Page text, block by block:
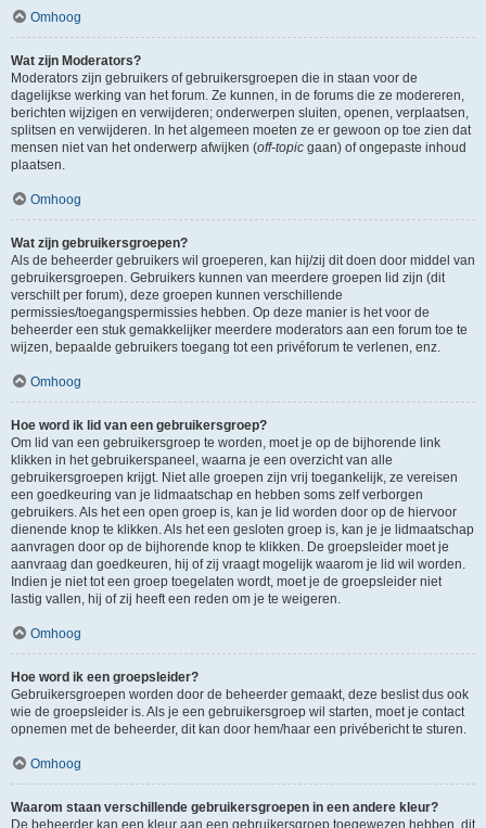
Omhoog
Wat zijn Moderators?
Moderators zijn gebruikers of gebruikersgroepen die in staan voor de
dagelijkse werking van het forum. Ze kunnen, in de forums die ze modereren,
berichten wijzigen en verwijderen; onderwerpen sluiten, openen, verplaatsen,
splitsen en verwijderen. In het algemeen moeten ze er gewoon op toe zien dat
mensen niet van het onderwerp afwijken (off-topic gaan) of ongepaste inhoud
plaatsen.
Omhoog
Wat zijn gebruikersgroepen?
Als de beheerder gebruikers wil groeperen, kan hij/zij dit doen door middel van
gebruikersgroepen. Gebruikers kunnen van meerdere groepen lid zijn (dit
verschilt per forum), deze groepen kunnen verschillende
permissies/toegangspermissies hebben. Op deze manier is het voor de
beheerder een stuk gemakkelijker meerdere moderators aan een forum toe te
wijzen, bepaalde gebruikers toegang tot een privéforum te verlenen, enz.
Omhoog
Hoe word ik lid van een gebruikersgroep?
Om lid van een gebruikersgroep te worden, moet je op de bijhorende link
klikken in het gebruikerspaneel, waarna je een overzicht van alle
gebruikersgroepen krijgt. Niet alle groepen zijn vrij toegankelijk, ze vereisen
een goedkeuring van je lidmaatschap en hebben soms zelf verborgen
gebruikers. Als het een open groep is, kan je lid worden door op de hiervoor
dienende knop te klikken. Als het een gesloten groep is, kan je je lidmaatschap
aanvragen door op de bijhorende knop te klikken. De groepsleider moet je
aanvraag dan goedkeuren, hij of zij vraagt mogelijk waarom je lid wil worden.
Indien je niet tot een groep toegelaten wordt, moet je de groepsleider niet
lastig vallen, hij of zij heeft een reden om je te weigeren.
Omhoog
Hoe word ik een groepsleider?
Gebruikersgroepen worden door de beheerder gemaakt, deze beslist dus ook
wie de groepsleider is. Als je een gebruikersgroep wil starten, moet je contact
opnemen met de beheerder, dit kan door hem/haar een privébericht te sturen.
Omhoog
Waarom staan verschillende gebruikersgroepen in een andere kleur?
De beheerder kan een kleur aan een gebruikersgroep toegewezen hebben, dit